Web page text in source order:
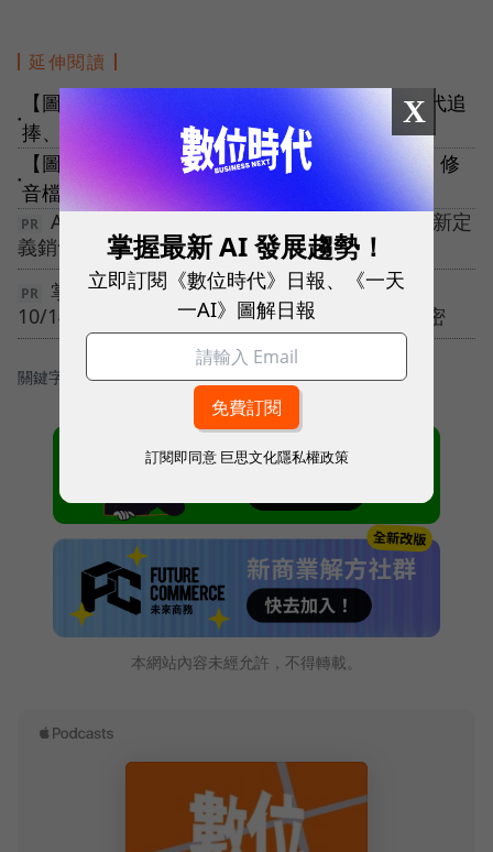
延伸閱讀
●
【圖解】虛擬KOL跟一般網紅差在哪？不只Z世代追
捧、還能創造5千億美元市場？
●
【圖解】職人必收30組AI神器！回信、寫文案、修
音檔都行，工作效能+10％
AI 已經走進每一筆商機，高績效團隊如何重新定
義銷售模式？立即下載全球最新趨勢報告➤
掌握 10% 關鍵顧客，引爆 70% 營收！
10/14【深度會員經營】電通高階顧問群獨家解密
關鍵字： ＃AI
本網站內容未經允許，不得轉載。
X
掌握最新 AI 發展趨勢！
立即訂閱《數位時代》日報、《一天
一AI》圖解日報
訂閱即同意 巨思文化隱私權政策